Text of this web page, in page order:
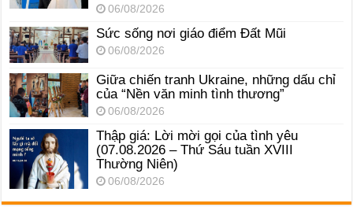
06/08/2026
Sức sống nơi giáo điểm Đất Mũi
06/08/2026
Giữa chiến tranh Ukraine, những dấu chỉ
của “Nền văn minh tình thương”
06/08/2026
Thập giá: Lời mời gọi của tình yêu
(07.08.2026 – Thứ Sáu tuần XVIII
Thường Niên)
06/08/2026